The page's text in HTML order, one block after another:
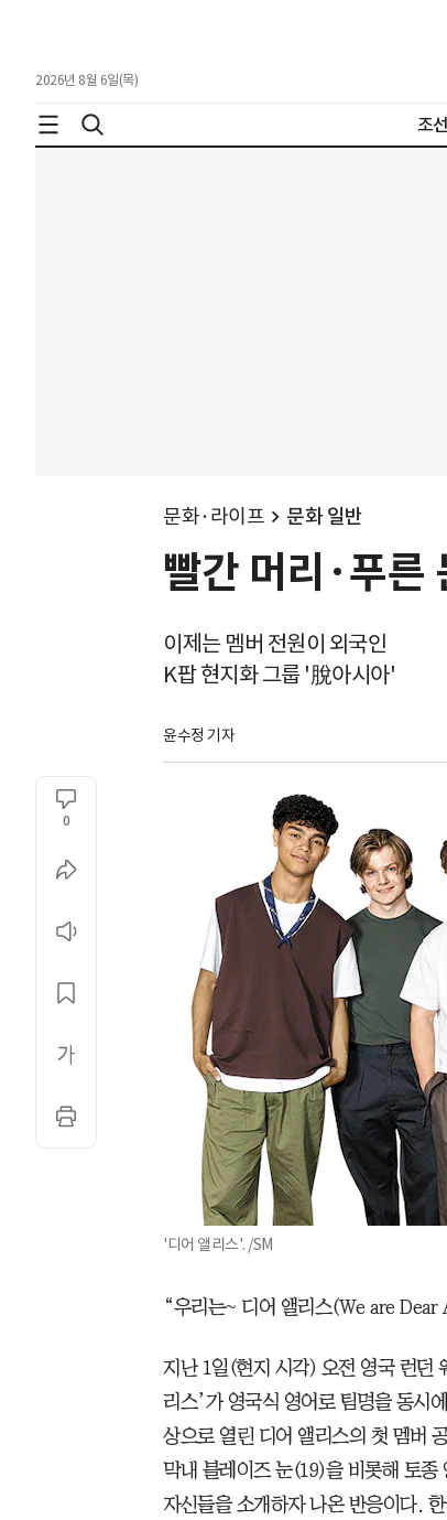
2026년 8월 6일(목)
조
문화·라이프 문화 일반
빨간 머리·푸
이제는 멤버 전원이 외국인
K팝 현지화 그룹 '脫아시아'
윤수정 기자
0
'디어 앨리스'. /SM
“우리는~ 디어 앨리스(We are Dear
지난 1일(현지 시각) 오전 영국 런던
리스’가 영국식 영어로 팀명을 동시
상으로 열린 디어 앨리스의 첫 멤버
막내 블레이즈 눈(19)을 비롯해 토종
자신들을 소개하자 나온 반응이다.